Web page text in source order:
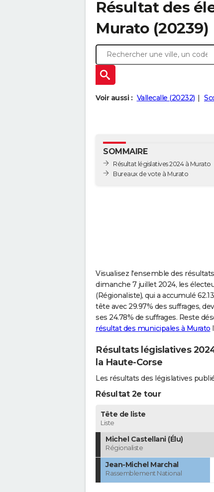
Résultat des
Murato (20239)
Voir aussi : Vallecalle (20232)
SOMMAIRE
Résultat législatives 2024 à Murato
Bureaux de vote à Murato
Visualisez l'ensemble des
dimanche 7 juillet 2024, les
(Régionaliste), qui a accumulé
tête avec 29.97% des suffrages,
ses 24.78% de suffrages. Reste
résultat des municipales à Murato
Résultats législatives
la Haute-Corse
Les résultats des législatives
Résultat 2e tour
Tête de liste
Liste
Michel Castellani (Élu)
Régionaliste
Jean-Michel Marchal
Rassemblement National